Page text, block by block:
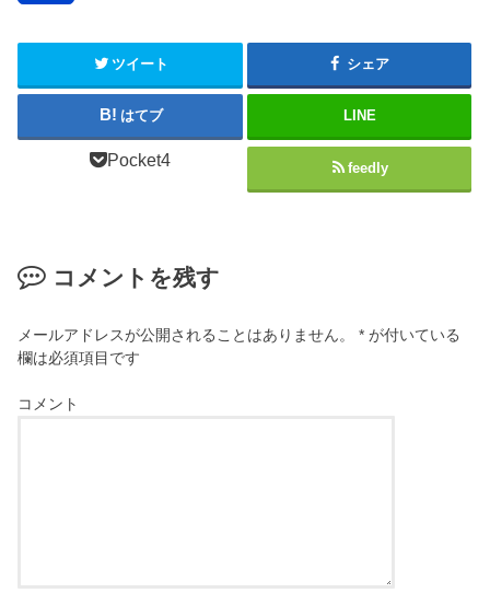
ツイート シェア
はてブ LINE
Pocket4 feedly
コメントを残す
メールアドレスが公開されることはありません。 * が付いている
欄は必須項目です
コメント